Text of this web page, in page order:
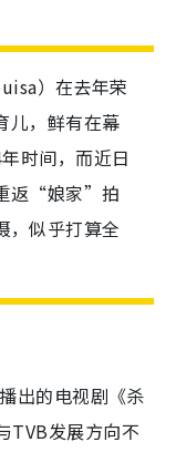
）在去年荣
儿，鲜有在幕
时间，而近日
返“娘家”拍
，似乎打算全
出的电视剧《杀
TVB发展方向不